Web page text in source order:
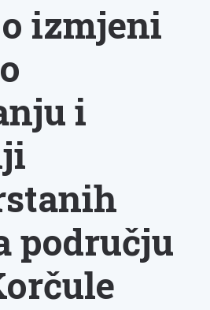
izmjeni
i
području